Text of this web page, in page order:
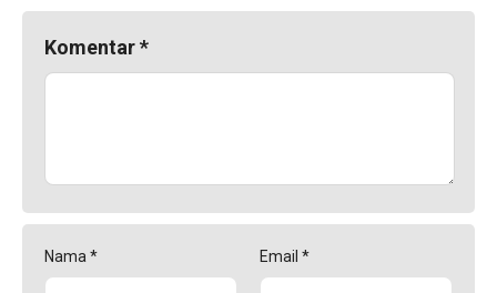
Komentar*
Nama* Email *